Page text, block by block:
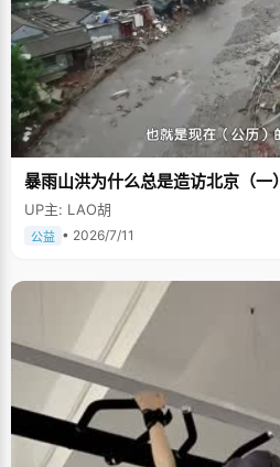
暴雨山洪为什么总是造访北京（一）
UP主: LAO胡
公益 • 2026/7/11